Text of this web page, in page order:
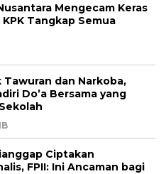
Mengecam Keras
Tangkap Semua
dan Narkoba,
Do’a Bersama yang
Ciptakan
FPII: Ini Ancaman bagi